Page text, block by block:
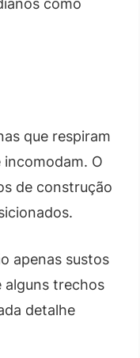
como
que respiram
incomodam. O
de construção
apenas sustos
alguns trechos
detalhe